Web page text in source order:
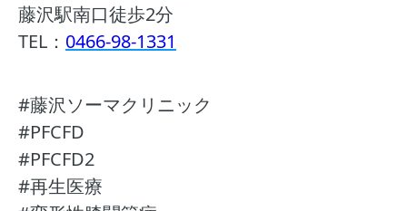
藤沢駅南口徒歩2分
TEL： 0466-98-1331
#藤沢ソーマクリニック
#PFCFD
#PFCFD2
#再生医療